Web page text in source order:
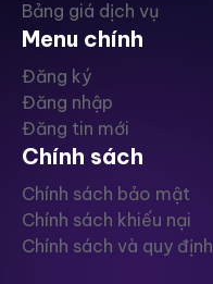
Bảng giá dịch vụ
Menu chính
Đăng ký
Đăng nhập
Đăng tin mới
Chính sách
Chính sách bảo mật
Chính sách khiếu nại
Chính sách và quy định